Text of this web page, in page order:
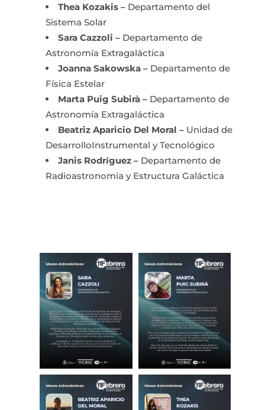
Thea Kozakis – Departamento del
Sistema Solar
Sara Cazzoli –Departamento de
Astronomía Extragaláctica
Joanna Sakowska – Departamento de
Física Estelar
Marta Puig Subirà – Departamento de
Astronomía Extragaláctica
Beatriz Aparicio Del Moral – Unidad de
DesarrolloInstrumental y Tecnológico
Janis Rodríguez – Departamento de
Radioastronomía y Estructura Galáctica